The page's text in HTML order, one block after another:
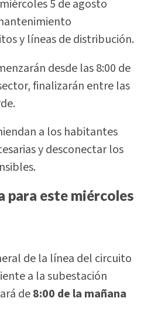
5 de agosto
y líneas de distribución.
desde las 8:00 de
finalizarán entre las
a los habitantes
y desconectar los
para este miércoles
de la línea del circuito
a la subestación
de8:00 de la mañana